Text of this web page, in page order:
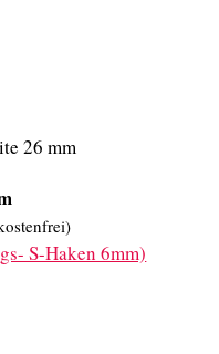
26 mm
S-Haken 6mm)